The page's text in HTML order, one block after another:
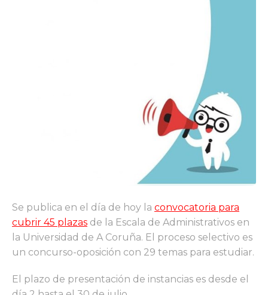
Se publica en el día de hoy la convocatoria para
cubrir 45 plazas de la Escala de Administrativos en
la Universidad de A Coruña. El proceso selectivo es
un concurso-oposición con 29 temas para estudiar.
El plazo de presentación de instancias es desde el